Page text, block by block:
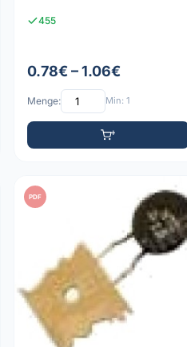
455
0.78€ – 1.06€
Menge: Min: 1
PDF